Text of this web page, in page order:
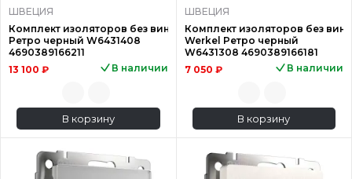
ШВЕЦИЯ
Комплект изоляторов без винта 100 шт. Werkel
Ретро черный W6431408
4690389166211
13 100 ₽
В наличии
В корзину
ШВЕЦИЯ
Комплект изоляторов без
Werkel Ретро черный
W6431308 4690389166181
7 050 ₽
В наличии
В корзину